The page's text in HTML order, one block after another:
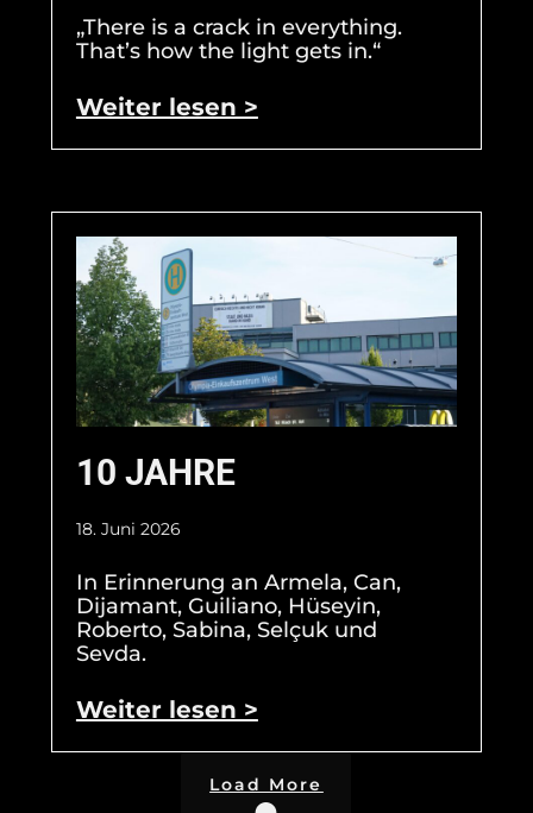
„There is a crack in everything.
That’s how the light gets in.“
Weiter lesen >
10 JAHRE
18. Juni 2026
In Erinnerung an Armela, Can,
Dijamant, Guiliano, Hüseyin,
Roberto, Sabina, Selçuk und
Sevda.
Weiter lesen >
Load More